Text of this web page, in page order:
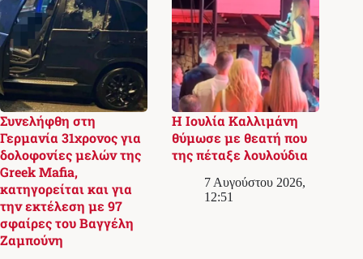
Συνελήφθη στη
Γερμανία 31χρονος για
δολοφονίες μελών της
Greek Mafia,
κατηγορείται και για
την εκτέλεση με 97
σφαίρες του Βαγγέλη
Ζαμπούνη
Η Ιουλία Καλλιμάνη
θύμωσε με θεατή που
της πέταξε λουλούδια
7 Αυγούστου 2026,
12:51